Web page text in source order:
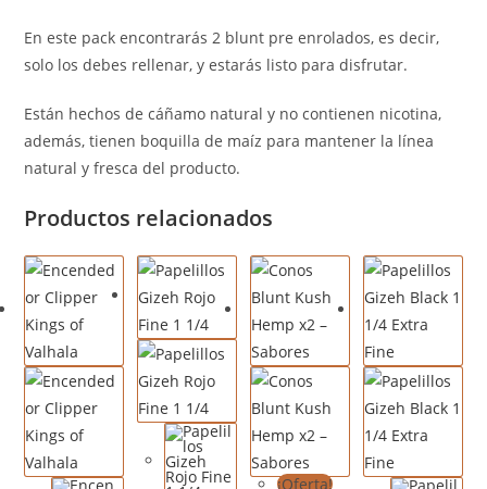
En este pack encontrarás 2 blunt pre enrolados, es decir,
solo los debes rellenar, y estarás listo para disfrutar.
Están hechos de cáñamo natural y no contienen nicotina,
además, tienen boquilla de maíz para mantener la línea
natural y fresca del producto.
Productos relacionados
¡Oferta!